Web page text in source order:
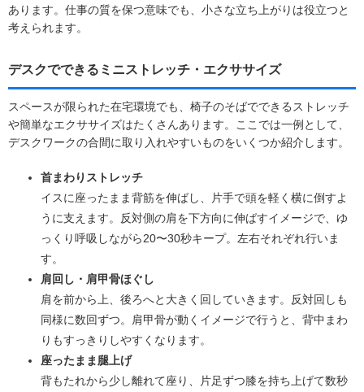
あります。仕事の質を保つ意味でも、小さな立ち上がりは役立つと
考えられます。
デスクでできるミニストレッチ・エクササイズ
スペースが限られた在宅環境でも、椅子のそばでできるストレッチ
や簡単なエクササイズはたくさんあります。ここでは一例として、
デスクワークの合間に取り入れやすいものをいくつか紹介します。
首まわりストレッチ
イスに座ったまま背筋を伸ばし、片手で頭を軽く横に倒すよ
うに支えます。反対側の肩を下方向に伸ばすイメージで、ゆ
っくり呼吸しながら20〜30秒キープ。左右それぞれ行いま
す。
肩回し・肩甲骨ほぐし
肩を前から上、後ろへと大きく回していきます。反対回しも
同様に数回ずつ。肩甲骨が動くイメージで行うと、背中まわ
りもすっきりしやすくなります。
座ったまま腿上げ
背もたれから少し離れて座り、片足ずつ膝を持ち上げて数秒